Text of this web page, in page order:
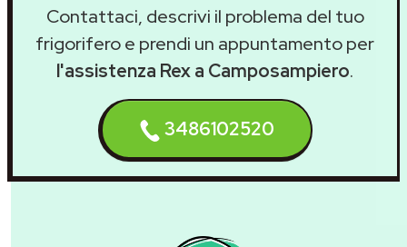
Contattaci, descrivi il problema del tuo
frigorifero e prendi un appuntamento per
l'assistenza Rex a Camposampiero.
3486102520